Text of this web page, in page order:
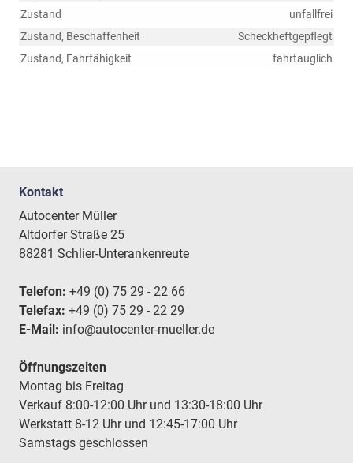
Zustand
unfallfrei
Zustand, Beschaffenheit
Scheckheftgepflegt
Zustand, Fahrfähigkeit
fahrtauglich
Kontakt
Autocenter Müller
Altdorfer Straße 25
88281 Schlier-Unterankenreute
Telefon: +49 (0) 75 29 - 22 66
Telefax: +49 (0) 75 29 - 22 29
E-Mail: info@autocenter-mueller.de
Öffnungszeiten
Montag bis Freitag
Verkauf 8:00-12:00 Uhr und 13:30-18:00 Uhr
Werkstatt 8-12 Uhr und 12:45-17:00 Uhr
Samstags geschlossen